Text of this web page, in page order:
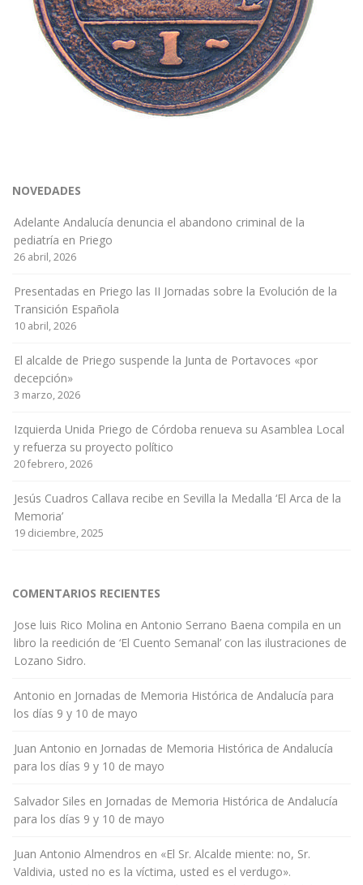
NOVEDADES
Adelante Andalucía denuncia el abandono criminal de la
pediatría en Priego
26 abril, 2026
Presentadas en Priego las II Jornadas sobre la Evolución de la
Transición Española
10 abril, 2026
El alcalde de Priego suspende la Junta de Portavoces «por
decepción»
3 marzo, 2026
Izquierda Unida Priego de Córdoba renueva su Asamblea Local
y refuerza su proyecto político
20 febrero, 2026
Jesús Cuadros Callava recibe en Sevilla la Medalla ‘El Arca de la
Memoria’
19 diciembre, 2025
COMENTARIOS RECIENTES
Jose luis Rico Molina en Antonio Serrano Baena compila en un
libro la reedición de ‘El Cuento Semanal’ con las ilustraciones de
Lozano Sidro.
Antonio en Jornadas de Memoria Histórica de Andalucía para
los días 9 y 10 de mayo
Juan Antonio en Jornadas de Memoria Histórica de Andalucía
para los días 9 y 10 de mayo
Salvador Siles en Jornadas de Memoria Histórica de Andalucía
para los días 9 y 10 de mayo
Juan Antonio Almendros en «El Sr. Alcalde miente: no, Sr.
Valdivia, usted no es la víctima, usted es el verdugo».